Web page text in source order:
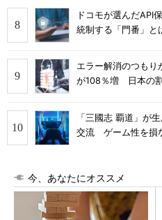
ドコモが選んだAPI
統制する「門番」と
エラー解消のつもり
が108％増 日本の
「三國志 覇道」が
交流 ゲーム性を損
今、あなたにオススメ